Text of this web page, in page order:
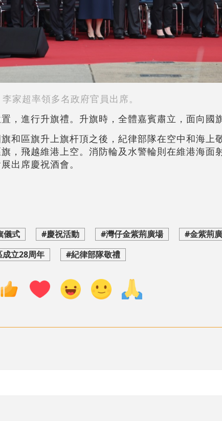
李家超率領多名政府官員出席。
，進行升旗禮。升旗時，全體嘉賓肅立，面向國
和區旗升上旗杆頂之後，紀律部隊在空中和海上
，飛越維港上空。消防輪及水警輪則在維港海面
出席慶祝酒會。
儀式 #慶祝活動 #灣仔金紫荊廣場
#金紫荊
立28周年 #紀律部隊敬禮